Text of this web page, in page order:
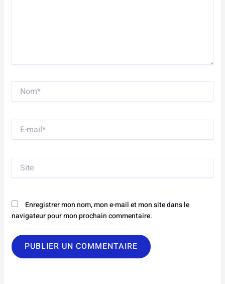
Nom*
mail*
Site
Enregistrer mon nom, mon e-mail et mon site dans le
navigateur pour mon prochain commentaire.